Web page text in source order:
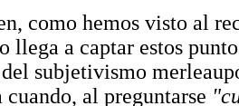
como hemos visto al
llega a captar estos
subjetivismo
cuando, al preguntarse